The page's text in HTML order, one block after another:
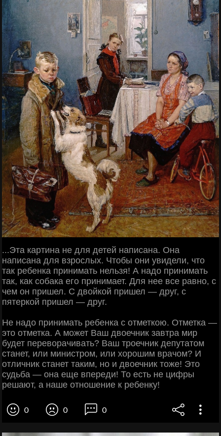
...Эта картина не для детей написана. Она
написана для взрослых. Чтобы они увидели, что
так ребенка принимать нельзя! А надо принимать
так, как собака его принимает. Для нее все равно, с
чем он пришел. С двойкой пришел — друг, с
пятеркой пришел — друг.
Не надо принимать ребенка с отметкою. Отметка —
это отметка. А может Ваш двоечник завтра мир
будет переворачивать? Ваш троечник депутатом
станет, или министром, или хорошим врачом? И
отличник станет таким, но и двоечник тоже! Это
судьба — она еще впереди! То есть не цифры
решают, а наше отношение к ребенку!
0 0 0